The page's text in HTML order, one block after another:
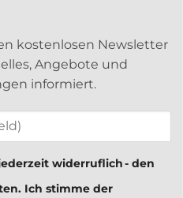
kostenlosen Newsletter
Angebote und
informiert.
widerruflich - den
Ich stimme der